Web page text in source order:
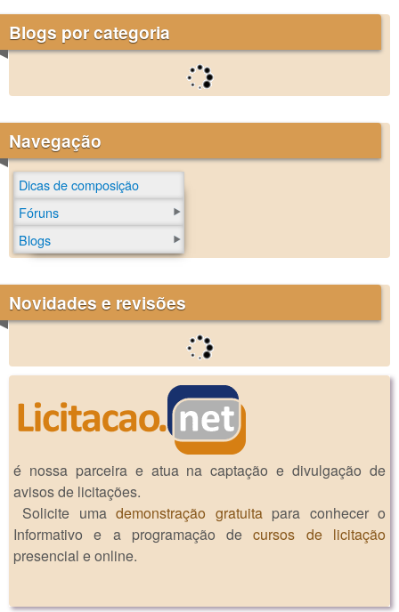
Blogs por categoria
Navegação
Dicas de composição
Fóruns
Blogs
Novidades e revisões
é nossa parceira e atua na captação e divulgação de
avisos de licitações.
Solicite umademonstração gratuitapara conhecer o
Informativo e a programação decursos de licitação
presencial e online.